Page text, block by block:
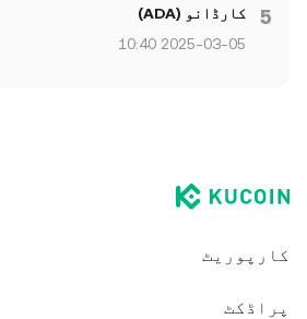
5
کارڈانو (ADA)
2025-03-05 10:40
کارپوریٹ
پراڈکٹ